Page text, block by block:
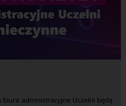
administracyjne Uczelni będą